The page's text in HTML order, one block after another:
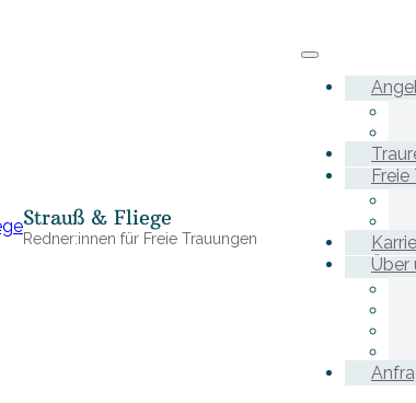
Strauß & Fliege
Redner:innen für Freie Trauungen
Über